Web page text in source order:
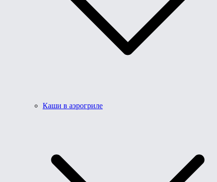
Каши в аэрогриле